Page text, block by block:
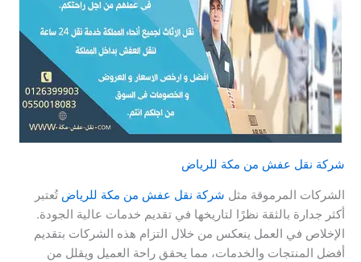
شركة نقل عفش من مكة للرياض
الشركات المرموقة مثل شركة نقل عفش من مكة للرياض تُعتبر
أكثر جدارة بالثقة نظرًا لتاريخها في تقديم خدمات عالية الجودة.
الإخلاص في العمل ينعكس من خلال التزام هذه الشركات بتقديم
أفضل المنتجات والخدمات، مما يحقق راحة العميل ويقلل من